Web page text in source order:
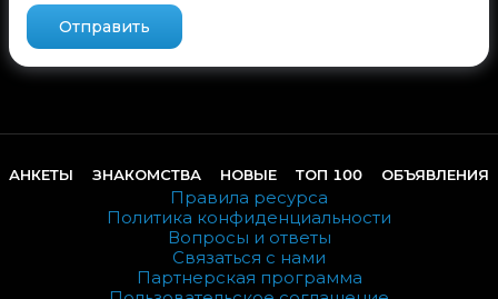
Отправить
АНКЕТЫ ЗНАКОМСТВА НОВЫЕ ТОП 100 ОБЪЯВЛЕНИЯ
Правила ресурса
Политика конфиденциальности
Вопросы и ответы
Связаться с нами
Партнерская программа